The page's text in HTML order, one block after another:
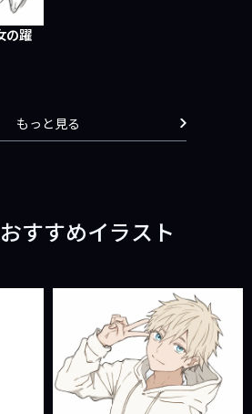
の躍
もっと見る
すすめイラスト